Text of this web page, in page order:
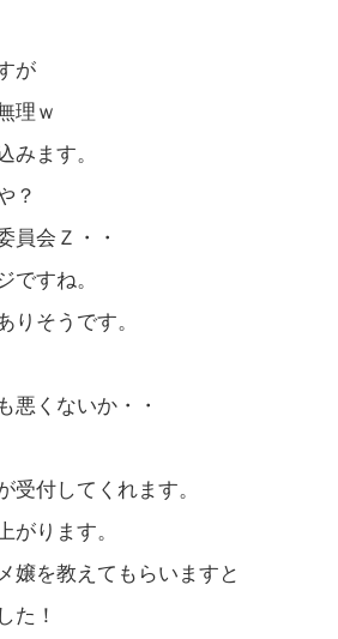
が
理ｗ
ます。
？
会Ｚ・・
すね。
そうです。
悪くないか・・
付してくれます。
がります。
嬢を教えてもらいますと
た！